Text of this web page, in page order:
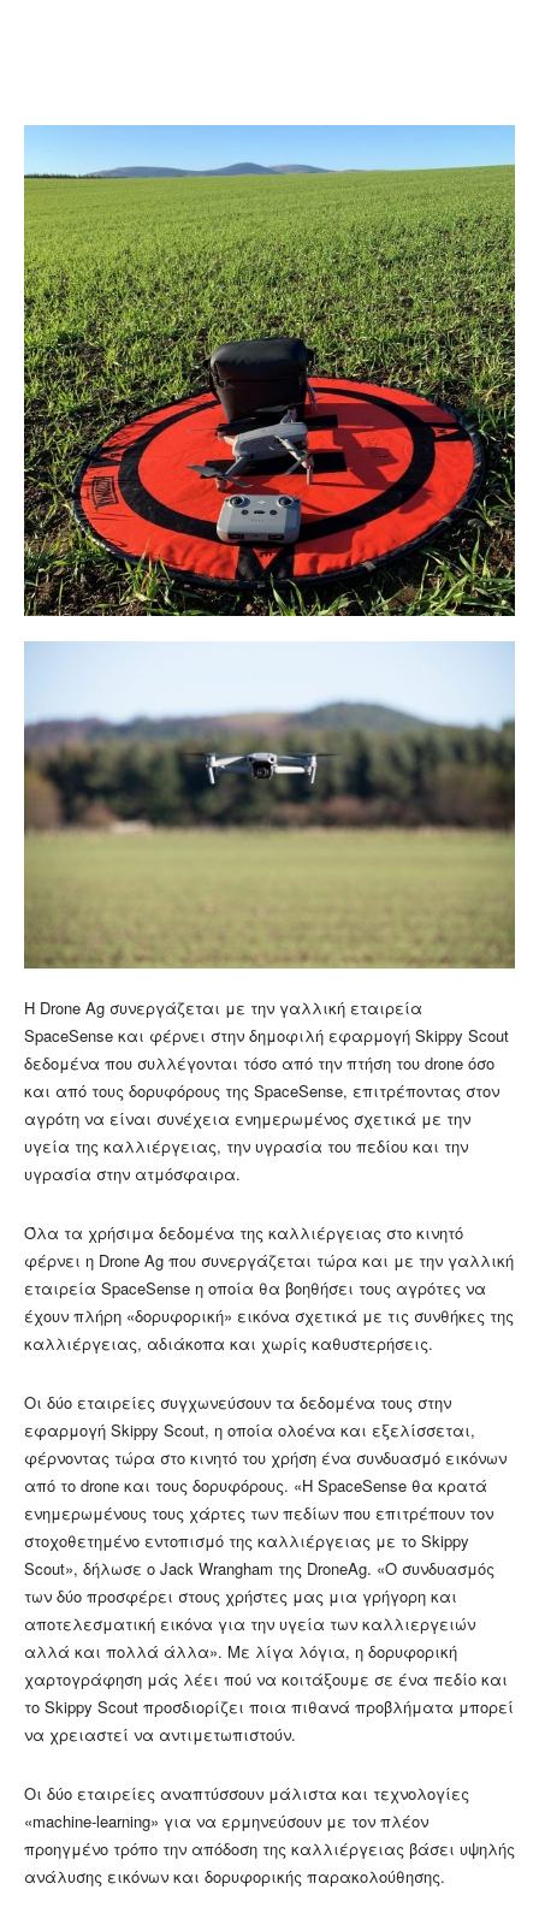
Η Drone Ag συνεργάζεται με την γαλλική εταιρεία
SpaceSense και φέρνει στην δημοφιλή εφαρμογή Skippy Scout
δεδομένα που συλλέγονται τόσο από την πτήση του drone όσο
και από τους δορυφόρους της SpaceSense, επιτρέποντας στον
αγρότη να είναι συνέχεια ενημερωμένος σχετικά με την
υγεία της καλλιέργειας, την υγρασία του πεδίου και την
υγρασία στην ατμόσφαιρα.
Όλα τα χρήσιμα δεδομένα της καλλιέργειας στο κινητό
φέρνει η Drone Ag που συνεργάζεται τώρα και με την γαλλική
εταιρεία SpaceSense η οποία θα βοηθήσει τους αγρότες να
έχουν πλήρη «δορυφορική» εικόνα σχετικά με τις συνθήκες της
καλλιέργειας, αδιάκοπα και χωρίς καθυστερήσεις.
Οι δύο εταιρείες συγχωνεύσουν τα δεδομένα τους στην
εφαρμογή Skippy Scout, η οποία ολοένα και εξελίσσεται,
φέρνοντας τώρα στο κινητό του χρήση ένα συνδυασμό εικόνων
από το drone και τους δορυφόρους. «Η SpaceSense θα κρατά
ενημερωμένους τους χάρτες των πεδίων που επιτρέπουν τον
στοχοθετημένο εντοπισμό της καλλιέργειας με το Skippy
Scout», δήλωσε ο Jack Wrangham της DroneAg. «Ο συνδυασμός
των δύο προσφέρει στους χρήστες μας μια γρήγορη και
αποτελεσματική εικόνα για την υγεία των καλλιεργειών
αλλά και πολλά άλλα». Με λίγα λόγια, η δορυφορική
χαρτογράφηση μάς λέει πού να κοιτάξουμε σε ένα πεδίο και
το Skippy Scout προσδιορίζει ποια πιθανά προβλήματα μπορεί
να χρειαστεί να αντιμετωπιστούν.
Οι δύο εταιρείες αναπτύσσουν μάλιστα και τεχνολογίες
«machine-learning» για να ερμηνεύσουν με τον πλέον
προηγμένο τρόπο την απόδοση της καλλιέργειας βάσει υψηλής
ανάλυσης εικόνων και δορυφορικής παρακολούθησης.